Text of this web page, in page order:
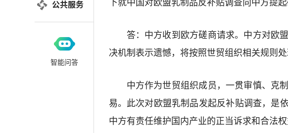
答：中方收到欧方磋商请求。中方对欧
决机制表示遗憾，将按照世贸组织相关规则处
中方作为世贸组织成员，一贯审慎、克
易。此次对欧盟乳制品发起反补贴调查，是
中方有责任维护国内产业的正当诉求和合法权
公共服务
智能问答